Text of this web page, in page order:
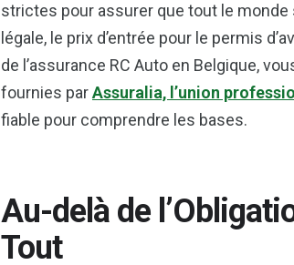
strictes pour assurer que tout le monde
légale, le prix d’entrée pour le permis
de l’assurance RC Auto en Belgique,
fournies parAssuralia, l’union
fiable pour comprendre les bases.
Au-delà de
Tout